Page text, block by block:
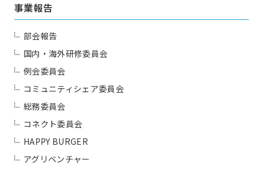
事業報告
部会報告
国内・海外研修委員会
例会委員会
コミュニティシェア委員会
総務委員会
コネクト委員会
HAPPY BURGER
アグリベンチャー